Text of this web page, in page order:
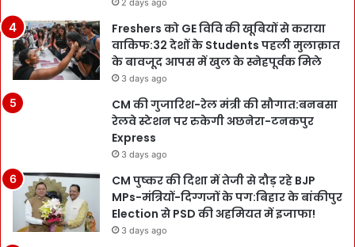
Freshers को GE विवि की खूबियों से कराया
वाकिफ:32 देशों के Students पहली मुलाक़ात
के बावजूद आपस में खुल के स्नेहपूर्वक मिले
3 days ago
CM की गुजारिश-रेल मंत्री की सौगात:बनबसा
रेलवे स्टेशन पर रुकेगी अछनेरा-टनकपुर
Express
3 days ago
CM पुष्कर की दिशा में तेजी से दौड़ रहे BJP
MPs-मंत्रियों-दिग्गजों के पग:बिहार के बांकीपुर
Election से PSD की अहमियत में इजाफा!
3 days ago